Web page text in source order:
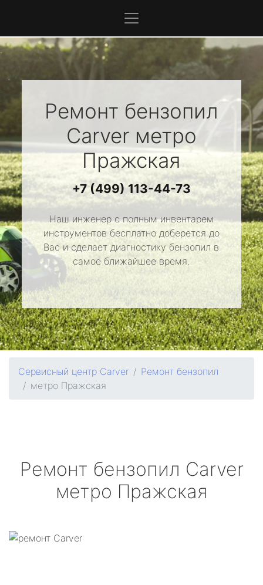
Ремонт бензопил
Carverметро
Пражская
+7 (499) 113-44-73
Наш инженер с полным инвентарем
инструментов бесплатно доберется до
Вас и сделает диагностику бензопил в
самое ближайшее время.
Сервисный центр Carver
Ремонт бензопил
метро Пражская
Ремонт бензопил Carver
метро Пражская